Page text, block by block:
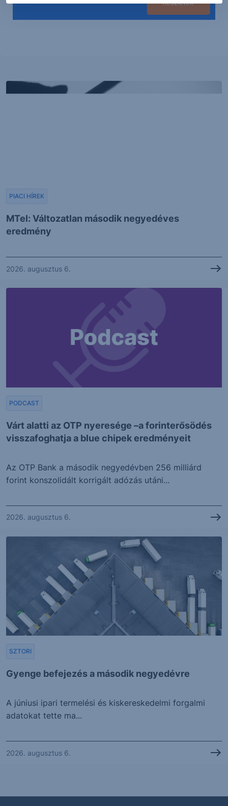
Részletek
MTel: Változatlan második negyedéves
eredmény
PIACI HÍREK
2026. augusztus 6.
Várt alatti az OTP nyeresége –a forinterősödés
visszafoghatja a blue chipek eredményeit
PODCAST
Az OTP Bank a második negyedévben 256 milliárd
forint konszolidált korrigált adózás utáni...
2026. augusztus 6.
Gyenge befejezés a második negyedévre
SZTORI
A júniusi ipari termelési és kiskereskedelmi forgalmi
adatokat tette ma...
2026. augusztus 6.